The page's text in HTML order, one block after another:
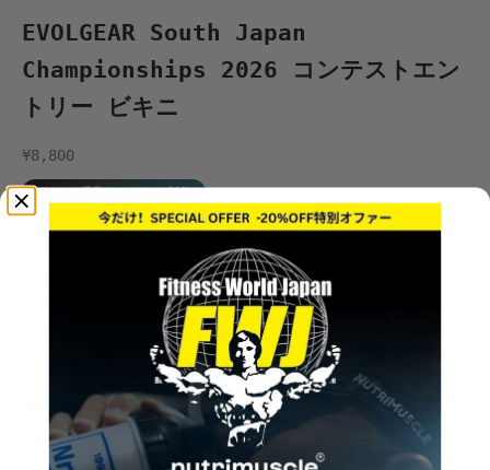
EVOLGEAR South Japan
Championships 2026 コンテストエン
トリー ビキニ
セール価格
¥8,800
FWJ GRANDPRIX SERIESEVOLGEAR South Japan
Championships 2026 ビキニへのエントリーチケットです。
【日程】2026年9月19日 (土)
SAWARAPIA
（福岡県立ももち文化センター）
福岡県福岡市早良区百道2-3-15
コンテストの詳細は を、競技カテゴリーについてはこちら